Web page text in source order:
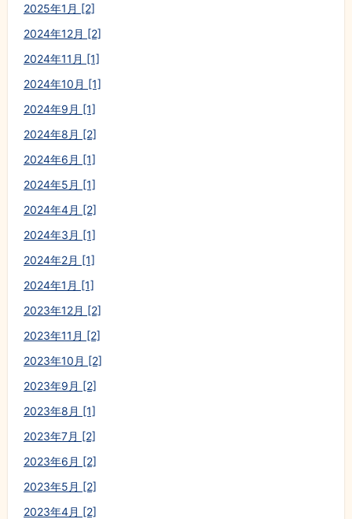
2025年1月 [2]
2024年12月 [2]
2024年11月 [1]
2024年10月 [1]
2024年9月 [1]
2024年8月 [2]
2024年6月 [1]
2024年5月 [1]
2024年4月 [2]
2024年3月 [1]
2024年2月 [1]
2024年1月 [1]
2023年12月 [2]
2023年11月 [2]
2023年10月 [2]
2023年9月 [2]
2023年8月 [1]
2023年7月 [2]
2023年6月 [2]
2023年5月 [2]
2023年4月 [2]